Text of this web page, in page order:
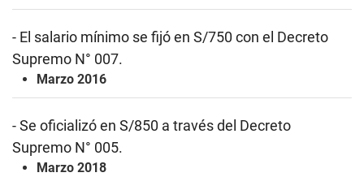
- El salario mínimo se fijó en S/750 con el Decreto
Supremo N° 007.
Marzo 2016
- Se oficializó en S/850 a través del Decreto
Supremo N° 005.
Marzo 2018